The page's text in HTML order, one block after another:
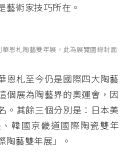
藝術家技巧所在。
恩札陶藝雙年展，此為展覽圖錄封面
恩札至今仍是國際四大陶藝
個展為陶藝界的奧運會，因
。其餘三個分別是：日本美
韓國京畿道國際陶瓷雙年
陶藝雙年展」。